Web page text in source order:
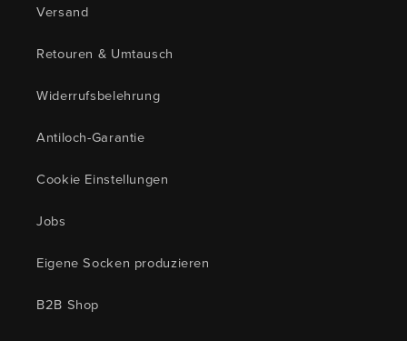
Versand
Retouren & Umtausch
Widerrufsbelehrung
Antiloch-Garantie
Cookie Einstellungen
Jobs
Eigene Socken produzieren
B2B Shop